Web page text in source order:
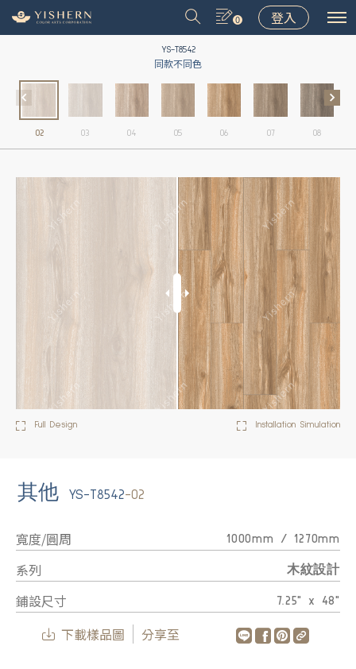
0 登入
YS-T8542
同款不同色
02 03 04 05 06 07 08
Full Design Installation Simulation
其他 YS-T8542-02
寬度/圓周 1000mm / 1270mm
系列 木紋設計
鋪設尺寸 7.25" x 48"
下載樣品圖 分享至